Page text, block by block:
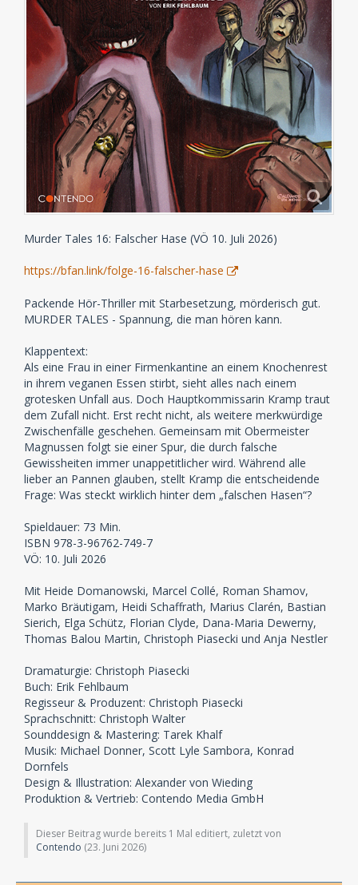
Murder Tales 16: Falscher Hase (VÖ 10. Juli 2026)
https://bfan.link/folge-16-falscher-hase
Packende Hör-Thriller mit Starbesetzung, mörderisch gut.
MURDER TALES - Spannung, die man hören kann.
Klappentext:
Als eine Frau in einer Firmenkantine an einem Knochenrest
in ihrem veganen Essen stirbt, sieht alles nach einem
grotesken Unfall aus. Doch Hauptkommissarin Kramp traut
dem Zufall nicht. Erst recht nicht, als weitere merkwürdige
Zwischenfälle geschehen. Gemeinsam mit Obermeister
Magnussen folgt sie einer Spur, die durch falsche
Gewissheiten immer unappetitlicher wird. Während alle
lieber an Pannen glauben, stellt Kramp die entscheidende
Frage: Was steckt wirklich hinter dem „falschen Hasen“?
Spieldauer: 73 Min.
ISBN 978-3-96762-749-7
VÖ: 10. Juli 2026
Mit Heide Domanowski, Marcel Collé, Roman Shamov,
Marko Bräutigam, Heidi Schaffrath, Marius Clarén, Bastian
Sierich, Elga Schütz, Florian Clyde, Dana-Maria Dewerny,
Thomas Balou Martin, Christoph Piasecki und Anja Nestler
Dramaturgie: Christoph Piasecki
Buch: Erik Fehlbaum
Regisseur & Produzent: Christoph Piasecki
Sprachschnitt: Christoph Walter
Sounddesign & Mastering: Tarek Khalf
Musik: Michael Donner, Scott Lyle Sambora, Konrad
Dornfels
Design & Illustration: Alexander von Wieding
Produktion & Vertrieb: Contendo Media GmbH
Dieser Beitrag wurde bereits 1 Mal editiert, zuletzt von
Contendo (23. Juni 2026)